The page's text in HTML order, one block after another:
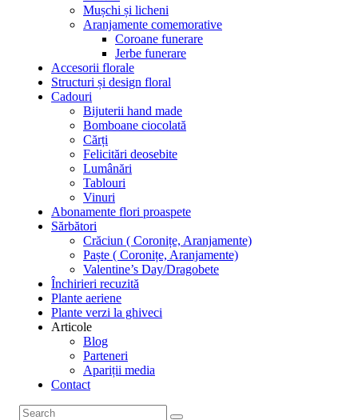
Mușchi și licheni
Aranjamente comemorative
Coroane funerare
Jerbe funerare
Accesorii florale
Structuri și design floral
Cadouri
Bijuterii hand made
Bomboane ciocolată
Cărți
Felicitări deosebite
Lumânări
Tablouri
Vinuri
Abonamente flori proaspete
Sărbători
Crăciun ( Coronițe, Aranjamente)
Paște ( Coronițe, Aranjamente)
Valentine’s Day/Dragobete
Închirieri recuzită
Plante aeriene
Plante verzi la ghiveci
Articole
Blog
Parteneri
Apariții media
Contact